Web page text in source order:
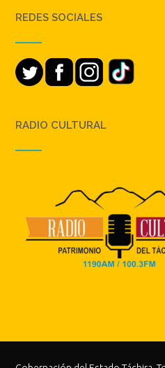
REDES SOCIALES
RADIO CULTURAL